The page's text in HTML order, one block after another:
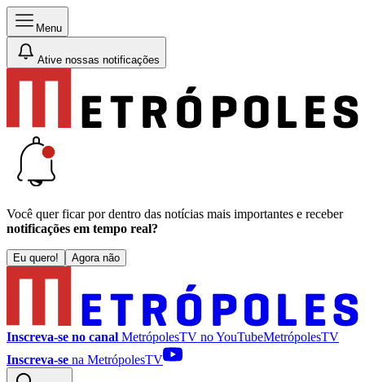
Menu
Ative nossas notificações
Você quer ficar por dentro das notícias mais importantes e receber
notificações em tempo real?
Eu quero! Agora não
Inscreva-se no canal MetrópolesTV noYouTubeMetrópolesTV
Inscreva-se na MetrópolesTV